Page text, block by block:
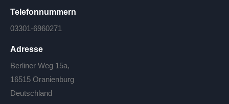
Telefonnummern
03301-6960271
Adresse
Berliner Weg 15a,
16515 Oranienburg
Deutschland